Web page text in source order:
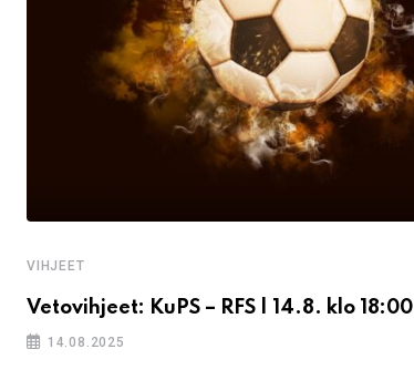
VIHJEET
Vetovihjeet: KuPS – RFS | 14.8. klo 18:00
14.08.2025